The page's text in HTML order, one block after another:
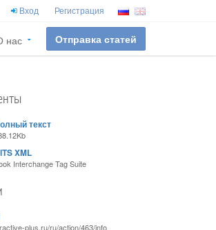
Вход Регистрация
нас Отправка статей
текст
XML
Interchange Tag Suite
plus.ru/ru/action/463/info